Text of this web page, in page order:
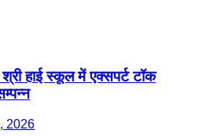
हाई स्कूल में एक्सपर्ट टॉक
2026